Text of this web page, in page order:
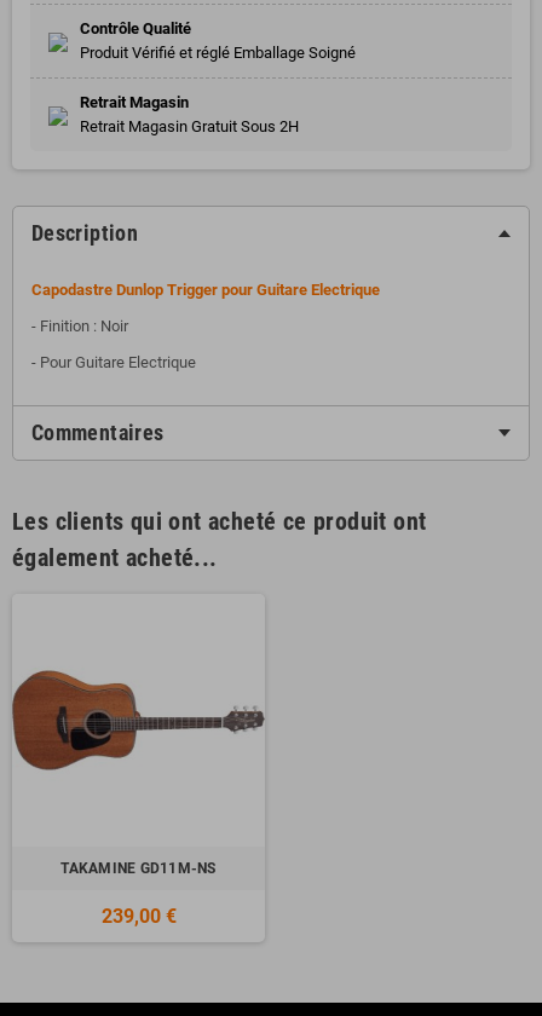
Contrôle Qualité
Produit Vérifié et réglé Emballage Soigné
Retrait Magasin
Retrait Magasin Gratuit Sous 2H
Description
Capodastre Dunlop Trigger pour Guitare Electrique
- Finition : Noir
- Pour Guitare Electrique
Commentaires
Les clients qui ont acheté ce produit ont
également acheté...
TAKAMINE GD11M-NS
239,00 €